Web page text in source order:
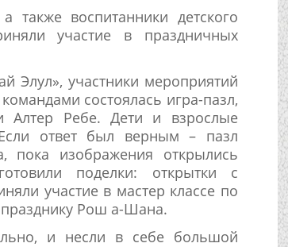
также воспитанники детского
участие в праздничных
Элул», участники мероприятий
состоялась игра-пазл,
Алтер Ребе. Дети и взрослые
ответ был верным – пазл
пока изображения открылись
поделки: открытки с
участие в мастер классе по
Рош а-Шана.
и несли в себе большой